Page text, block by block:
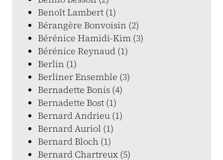
Benoît Lambert (1)
Bérangère Bonvoisin (2)
Bérénice Hamidi-Kim (3)
Bérénice Reynaud (1)
Berlin (1)
Berliner Ensemble (3)
Bernadette Bonis (4)
Bernadette Bost (1)
Bernard Andrieu (1)
Bernard Auriol (1)
Bernard Bloch (1)
Bernard Chartreux (5)